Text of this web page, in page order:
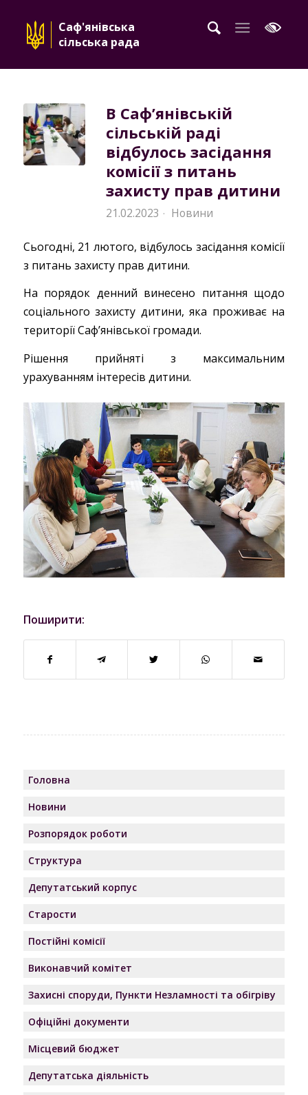
Саф'янівська
сільська рада
В Саф’янівській
сільській раді
відбулось засідання
комісії з питань
захисту прав дитини
21.02.2023 · Новини
Сьогодні, 21 лютого, відбулось засідання комісії
з питань захисту прав дитини.
На порядок денний винесено питання щодо
соціального захисту дитини, яка проживає на
території Саф’янівської громади.
Рішення прийняті з максимальним
урахуванням інтересів дитини.
Поширити:
Головна
Новини
Розпорядок роботи
Структура
Депутатський корпус
Старости
Постійні комісії
Виконавчий комітет
Захисні споруди, Пункти Незламності та обігріву
Офіційні документи
Місцевий бюджет
Депутатська діяльність